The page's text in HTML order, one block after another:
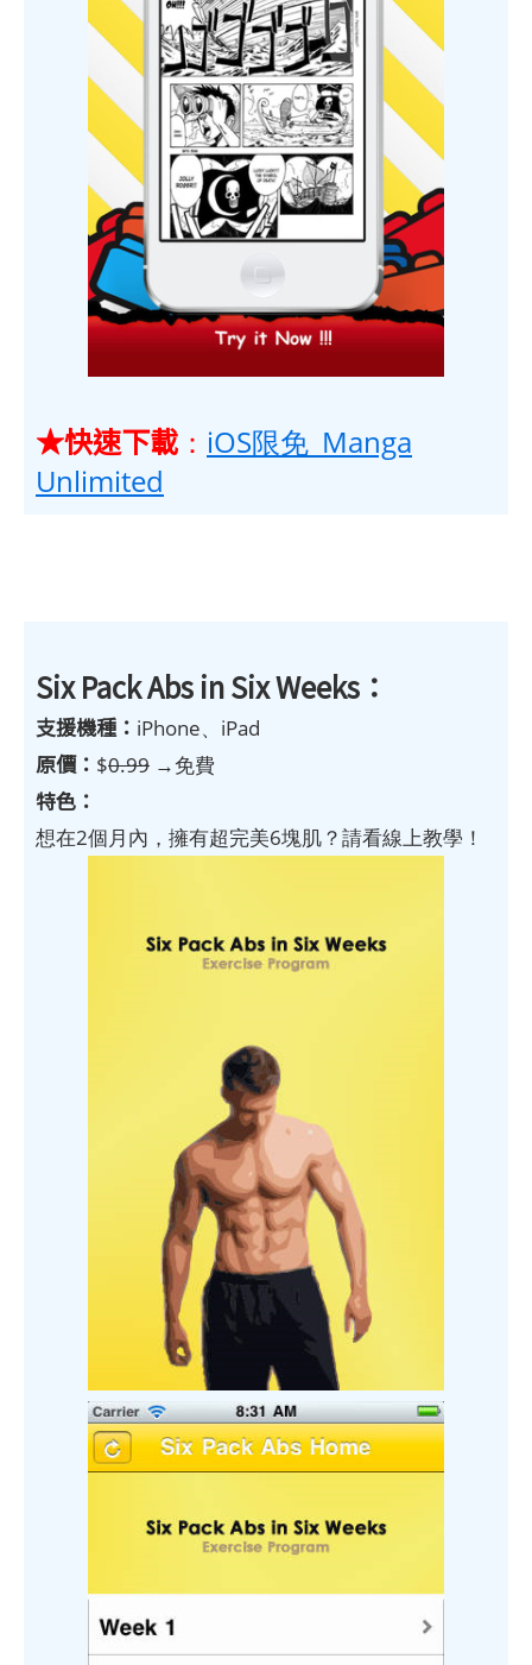
★快速下載 ： iOS限免_Manga
Unlimited
Six Pack Abs in Six Weeks：
支援機種： iPhone、iPad
原價： $0.99 →免費
特色：
想在2個月內，擁有超完美6塊肌？請看線上教學！